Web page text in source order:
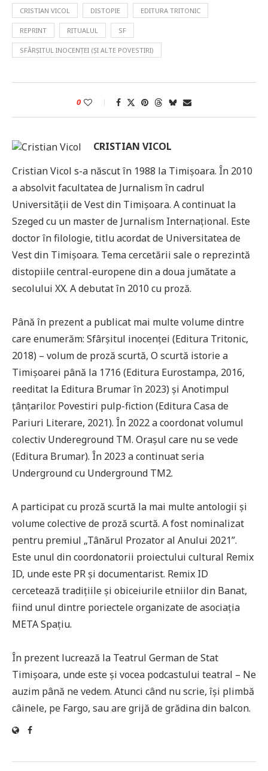
CRISTIAN VICOL DISTOPIE EDITURA TRITONIC
REPRINT RITUALUL SF
SFÂRȘITUL INOCENȚEI (ȘI ALTE POVESTIRI)
0
CRISTIAN VICOL
Cristian Vicol s-a născut în 1988 la Timișoara. În 2010
a absolvit facultatea de Jurnalism în cadrul
Universității de Vest din Timișoara. A continuat la
Szeged cu un master de Jurnalism Internațional. Este
doctor în filologie, titlu acordat de Universitatea de
Vest din Timișoara. Tema cercetării sale o reprezintă
distopiile central-europene din a doua jumătate a
secolului XX. A debutat în 2010 cu proză.
Până în prezent a publicat mai multe volume dintre
care enumerăm: Sfârșitul inocenței (Editura Tritonic,
2018) – volum de proză scurtă, O scurtă istorie a
Timișoarei până la 1716 (Editura Eurostampa, 2016,
reeditat la Editura Brumar în 2023) și Anotimpul
țânțarilor. Povestiri pulp-fiction (Editura Casa de
Pariuri Literare, 2021). În 2022 a coordonat volumul
colectiv Undereground TM. Orașul care nu se vede
(Editura Brumar). În 2023 a continuat seria
Underground cu Underground TM2.
A participat cu proză scurtă la mai multe antologii și
volume colective de proză scurtă. A fost nominalizat
pentru premiul „Tânărul Prozator al Anului 2021”.
Este unul din coordonatorii proiectului cultural Remix
ID, unde este PR și documentarist. Remix ID
cercetează tradițiile și obiceiurile etniilor din Banat,
fiind unul dintre poriectele organizate de asociația
META Spațiu.
În prezent lucrează la Teatrul German de Stat
Timișoara, unde este și vocea podcastului teatral – Ne
auzim până ne vedem. Atunci când nu scrie, își plimbă
câinele, pe Fargo, sau are grijă de grădina din balcon.